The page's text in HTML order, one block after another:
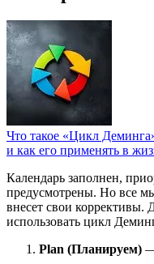
Что такое «Цикл
и как его применять в
Календарь заполнен,
предусмотрены. Но все
внесет свои коррективы.
использовать цикл
Plan (Планируем) —